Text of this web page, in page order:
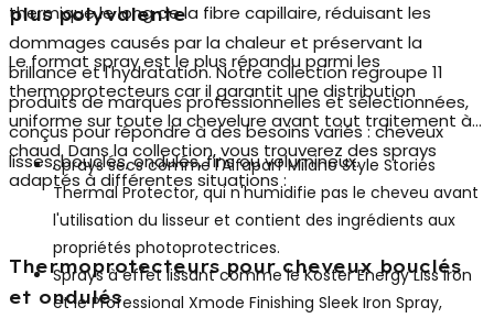
thermique le long de la fibre capillaire, réduisant les
dommages causés par la chaleur et préservant la
brillance et l'hydratation. Notre collection regroupe 11
produits de marques professionnelles et sélectionnées,
conçus pour répondre à des besoins variés : cheveux
lisses, bouclés, ondulés, fins ou volumineux.
plus polyvalente
Le format spray est le plus répandu parmi les
thermoprotecteurs car il garantit une distribution
uniforme sur toute la chevelure avant tout traitement à
chaud. Dans la collection, vous trouverez des sprays
adaptés à différentes situations :
Sprays secscomme l'Alfaparf Milano Style Stories
Thermal Protector, qui n'humidifie pas le cheveu avant
l'utilisation du lisseur et contient des ingrédients aux
propriétés photoprotectrices.
Sprays à effet lissantcomme le Koster Energy Liss Iron
et le Professional Xmode Finishing Sleek Iron Spray,
Thermoprotecteurs pour cheveux bouclés
et ondulés